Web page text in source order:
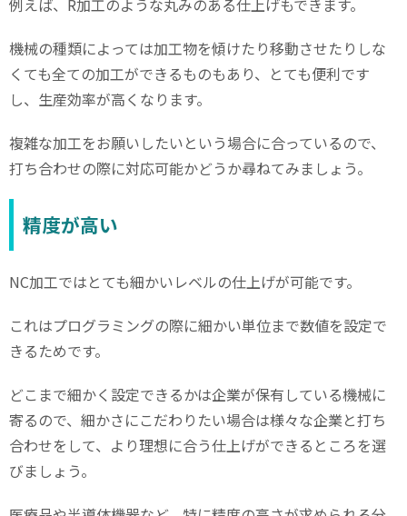
例えば、 R加工のような丸みのある仕上げもできます。
機械の種類によっては加工物を傾けたり移動させたりしな
くても全ての加工ができるものもあり、とても便利です
し、生産効率が高くなります。
複雑な加工をお願いしたいという場合に合っているので、
打ち合わせの際に対応可能かどうか尋ねてみましょう。
精度が高い
NC加工ではとても細かいレベルの仕上げが可能です。
これはプログラミングの際に細かい単位まで数値を設定で
きるためです。
どこまで細かく設定できるかは企業が保有している機械に
寄るので、細かさにこだわりたい場合は様々な企業と打ち
合わせをして、より理想に合う仕上げができるところを選
びましょう。